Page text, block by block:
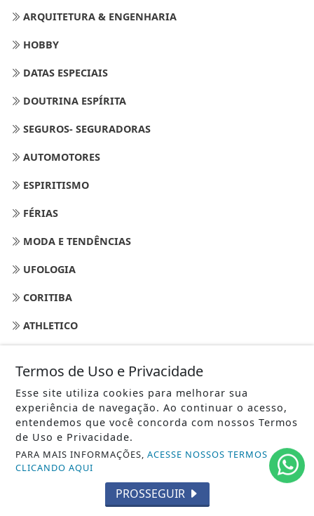
ARQUITETURA & ENGENHARIA
HOBBY
DATAS ESPECIAIS
DOUTRINA ESPÍRITA
SEGUROS- SEGURADORAS
AUTOMOTORES
ESPIRITISMO
FÉRIAS
MODA E TENDÊNCIAS
UFOLOGIA
CORITIBA
ATHLETICO
FIGUEIRESE
FESTAS E CONFRATERNIZAÇÃO
PARANÁ CLUBE
Termos de Uso e Privacidade
Esse site utiliza cookies para melhorar sua
experiência de navegação. Ao continuar o acesso,
entendemos que você concorda com nossos Termos
de Uso e Privacidade.
PARA MAIS INFORMAÇÕES,ACESSE NOSSOS TERMOS
CLICANDO AQUI
PROSSEGUIR